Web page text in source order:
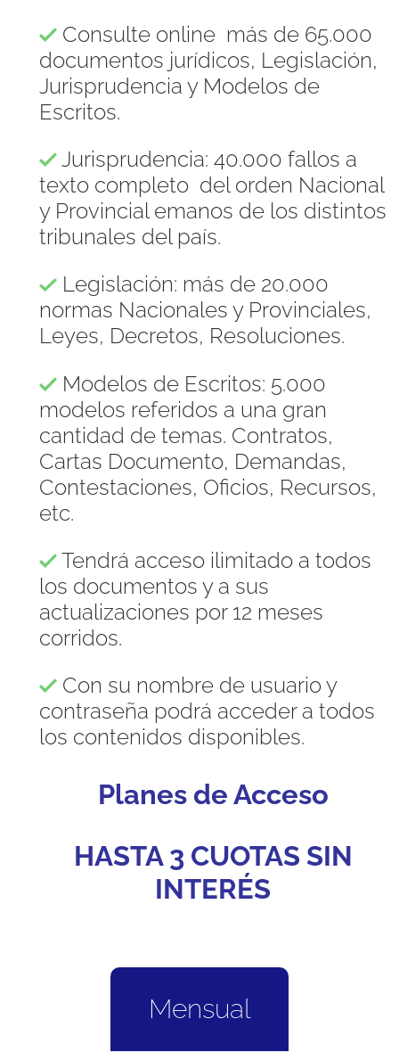
Consulte online más de 65.000
documentos jurídicos, Legislación,
Jurisprudencia y Modelos de
Escritos.
Jurisprudencia: 40.000 fallos a
texto completo del orden Nacional
y Provincial emanos de los distintos
tribunales del país.
Legislación: más de 20.000
normas Nacionales y Provinciales,
Leyes, Decretos, Resoluciones.
Modelos de Escritos: 5.000
modelos referidos a una gran
cantidad de temas. Contratos,
Cartas Documento, Demandas,
Contestaciones, Oficios, Recursos,
etc.
Tendrá acceso ilimitado a todos
los documentos y a sus
actualizaciones por 12 meses
corridos.
Con su nombre de usuario y
contraseña podrá acceder a todos
los contenidos disponibles.
Planes de Acceso
HASTA 3 CUOTAS SIN
INTERÉS
Mensual